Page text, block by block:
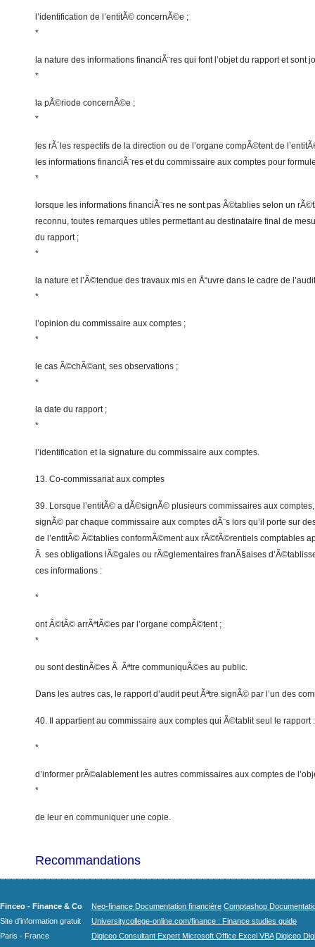
l’identification de l’entitÃ© concernÃ©e ;
*
la nature des informations financiÃ¨res qui font l’objet du rapport et sont
*
la pÃ©riode concernÃ©e ;
*
les rÃ´les respectifs de la direction ou de l’organe compÃ©tent de
les informations financiÃ¨res et du commissaire aux comptes pour
*
lorsque les informations financiÃ¨res ne sont pas Ã©tablies selon un
reconnu, toutes remarques utiles permettant au destinataire final de
du rapport ;
*
la nature et l’Ã©tendue des travaux mis en Å“uvre dans le cadre de
*
l’opinion du commissaire aux comptes ;
*
le cas Ã©chÃ©ant, ses observations ;
*
la date du rapport ;
*
l’identification et la signature du commissaire aux comptes.
13. Co-commissariat aux comptes
39. Lorsque l’entitÃ© a dÃ©signÃ© plusieurs commissaires aux comptes,
signÃ© par chaque commissaire aux comptes dÃ¨s lors qu’il porte sur
de l’entitÃ© Ã©tablies conformÃ©ment aux rÃ©fÃ©rentiels comptables
Ã ses obligations lÃ©gales ou rÃ©glementaires franÃ§aises
ces informations :
*
ont Ã©tÃ© arrÃªtÃ©es par l’organe compÃ©tent ;
*
ou sont destinÃ©es Ã Ãªtre communiquÃ©es au public.
Dans les autres cas, le rapport d’audit peut Ãªtre signÃ© par l’un des
40. Il appartient au commissaire aux comptes qui Ã©tablit seul le rapport :
*
d’informer prÃ©alablement les autres commissaires aux comptes de
*
de leur en communiquer une copie.
Recommandations
Finceo - Finance & Co
Site d'information gratuit
Paris - France
Neo-finance Documentation financière Comptashop
Universitycollege-online.com/finance : Finance studies guide
Digiceo Consultant Expert Microsoft Office Excel VBA Digiceo